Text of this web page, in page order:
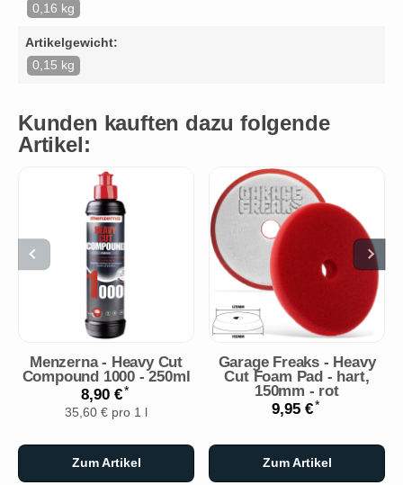
0,16 kg
Artikelgewicht:
0,15 kg
Kunden kauften dazu folgende
Artikel:
Menzerna - Heavy Cut
Compound 1000 - 250ml
8,90 €*
35,60 € pro 1 l
Zum Artikel
Garage Freaks - Heavy
Cut Foam Pad - hart,
150mm - rot
9,95 €*
Zum Artikel